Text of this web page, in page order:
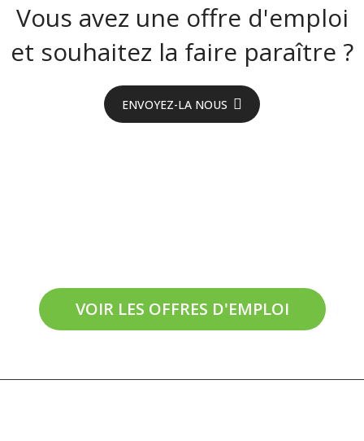
Vous avez une offre d'emploi
et souhaitez la faire paraître ?
ENVOYEZ-LA NOUS
VOIR LES OFFRES D'EMPLOI